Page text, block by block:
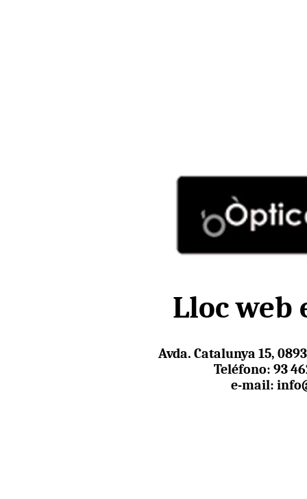
Lloc web
Avda. Catalunya 15,
Teléfono: 93
e-mail: